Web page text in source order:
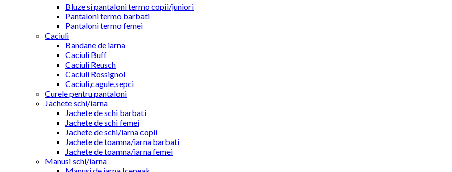
Bluze si pantaloni termo copii/juniori
Pantaloni termo barbati
Pantaloni termo femei
Caciuli
Bandane de iarna
Caciuli Buff
Caciuli Reusch
Caciuli Rossignol
Caciuli,cagule,sepci
Curele pentru pantaloni
Jachete schi/iarna
Jachete de schi barbati
Jachete de schi femei
Jachete de schi/iarna copii
Jachete de toamna/iarna barbati
Jachete de toamna/iarna femei
Manusi schi/iarna